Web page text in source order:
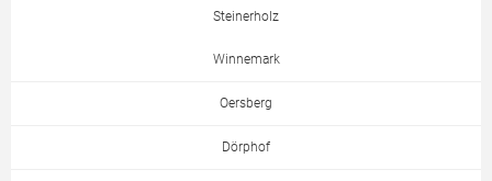
Steinerholz
Winnemark
Oersberg
Dörphof